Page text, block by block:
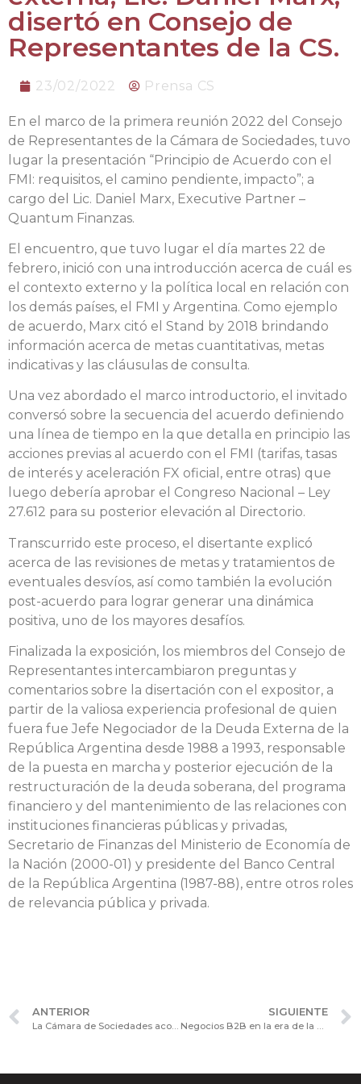
disertó en Consejo de
Representantes de la CS.
23/02/2022 Prensa CS
En el marco de la primera reunión 2022 del Consejo
de Representantes de la Cámara de Sociedades, tuvo
lugar la presentación “Principio de Acuerdo con el
FMI: requisitos, el camino pendiente, impacto”; a
cargo del Lic. Daniel Marx, Executive Partner –
Quantum Finanzas.
El encuentro, que tuvo lugar el día martes 22 de
febrero, inició con una introducción acerca de cuál es
el contexto externo y la política local en relación con
los demás países, el FMI y Argentina. Como ejemplo
de acuerdo, Marx citó el Stand by 2018 brindando
información acerca de metas cuantitativas, metas
indicativas y las cláusulas de consulta.
Una vez abordado el marco introductorio, el invitado
conversó sobre la secuencia del acuerdo definiendo
una línea de tiempo en la que detalla en principio las
acciones previas al acuerdo con el FMI (tarifas, tasas
de interés y aceleración FX oficial, entre otras) que
luego debería aprobar el Congreso Nacional – Ley
27.612 para su posterior elevación al Directorio.
Transcurrido este proceso, el disertante explicó
acerca de las revisiones de metas y tratamientos de
eventuales desvíos, así como también la evolución
post-acuerdo para lograr generar una dinámica
positiva, uno de los mayores desafíos.
Finalizada la exposición, los miembros del Consejo de
Representantes intercambiaron preguntas y
comentarios sobre la disertación con el expositor, a
partir de la valiosa experiencia profesional de quien
fuera fue Jefe Negociador de la Deuda Externa de la
República Argentina desde 1988 a 1993, responsable
de la puesta en marcha y posterior ejecución de la
restructuración de la deuda soberana, del programa
financiero y del mantenimiento de las relaciones con
instituciones financieras públicas y privadas,
Secretario de Finanzas del Ministerio de Economía de
la Nación (2000-01) y presidente del Banco Central
de la República Argentina (1987-88), entre otros roles
de relevancia pública y privada.
ANTERIOR
La Cámara de Sociedades acompaña la XXVIII edición del Programa de Director de Empresas Profesional (DEP).
SIGUIENTE
Negocios B2B en la era de la Revolución Digital: Presentación de Oracle en el Consejo Consultivo de Procesos y Tecnología.